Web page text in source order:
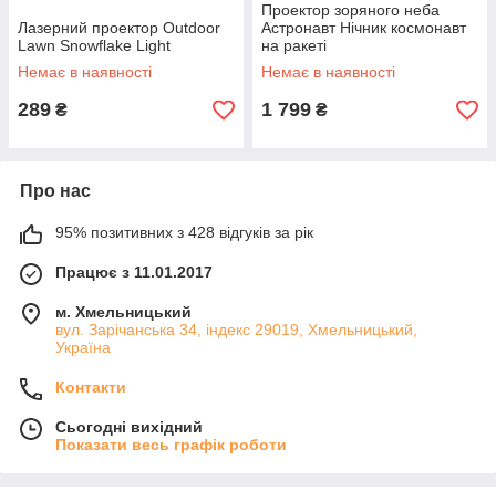
Лазерний проектор Outdoor
Lawn Snowflake Light
Немає в наявності
289 ₴
Проектор зоряного неба
Астронавт Нічник космонавт
на ракеті
Немає в наявності
1 799 ₴
Про нас
95% позитивних з 428 відгуків за рік
Працює з 11.01.2017
м. Хмельницький
вул. Зарічанська 34, індекс 29019, Хмельницький,
Україна
Контакти
Сьогодні вихідний
Показати весь графік роботи